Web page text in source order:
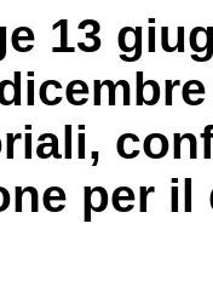
13
per il